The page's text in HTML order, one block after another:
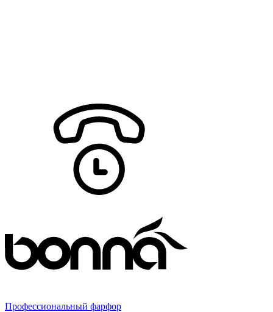
Профессиональный фарфор